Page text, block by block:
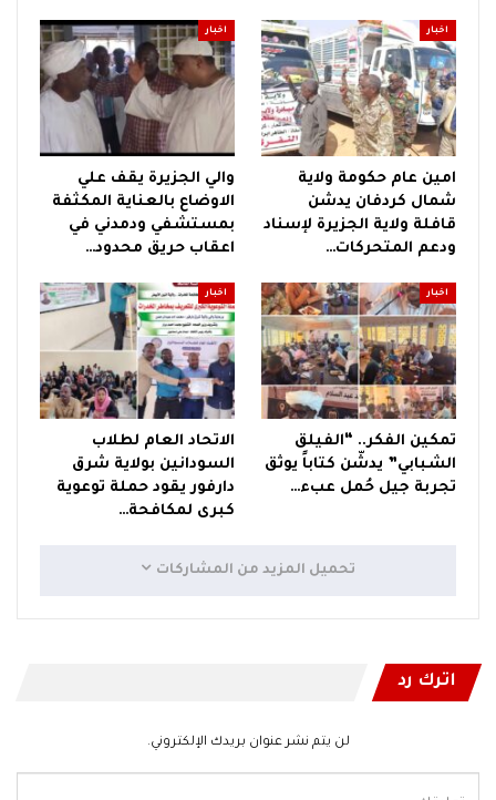
اخبار
امين عام حكومة ولاية
شمال كردفان يدشن
قافلة ولاية الجزيرة لإسناد
ودعم المتحركات…
اخبار
والي الجزيرة يقف علي
الاوضاع بالعناية المكثفة
بمستشفي ودمدني في
اعقاب حريق محدود…
اخبار
تمكين الفكر.. “الفيلق
الشبابي” يدشّن كتاباً يوثق
تجربة جيل حُمل عبء…
اخبار
الاتحاد العام لطلاب
السودانين بولاية شرق
دارفور يقود حملة توعوية
كبرى لمكافحة…
تحميل المزيد من المشاركات
اترك رد
لن يتم نشر عنوان بريدك الإلكتروني.